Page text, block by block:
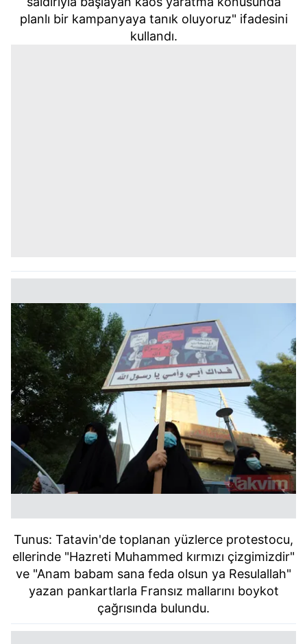
planlı bir kampanyaya tanık oluyoruz" ifadesini
kullandı.
Tunus: Tatavin'de toplanan yüzlerce protestocu,
ellerinde "Hazreti Muhammed kırmızı çizgimizdir"
ve "Anam babam sana feda olsun ya Resulallah"
yazan pankartlarla Fransız mallarını boykot
çağrısında bulundu.